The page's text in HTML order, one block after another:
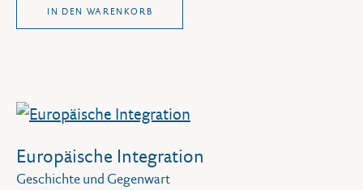
IN DEN WARENKORB
Europäische Integration
Geschichte und Gegenwart